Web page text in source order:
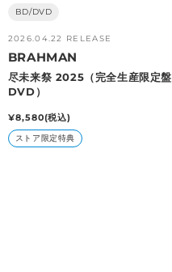
BD/DVD
2026.04.22 RELEASE
販
売
元:
BRAHMAN
尽未来祭 2025（完全生産限定盤
DVD）
通
常
価
¥8,580(税込)
ストア限定特典